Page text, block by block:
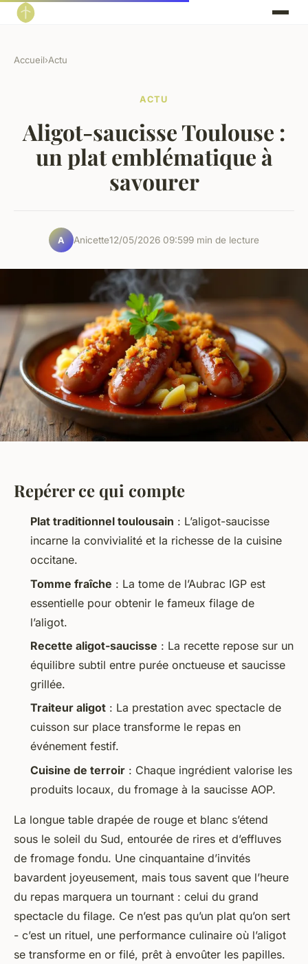
Accueil›Actu
ACTU
Aligot-saucisse Toulouse :
un plat emblématique à
savourer
A Anicette12/05/2026 09:599 min de lecture
Repérer ce qui compte
Plat traditionnel toulousain : L’aligot-saucisse
incarne la convivialité et la richesse de la cuisine
occitane.
Tomme fraîche : La tome de l’Aubrac IGP est
essentielle pour obtenir le fameux filage de
l’aligot.
Recette aligot-saucisse : La recette repose sur un
équilibre subtil entre purée onctueuse et saucisse
grillée.
Traiteur aligot : La prestation avec spectacle de
cuisson sur place transforme le repas en
événement festif.
Cuisine de terroir : Chaque ingrédient valorise les
produits locaux, du fromage à la saucisse AOP.
La longue table drapée de rouge et blanc s’étend
sous le soleil du Sud, entourée de rires et d’effluves
de fromage fondu. Une cinquantaine d’invités
bavardent joyeusement, mais tous savent que l’heure
du repas marquera un tournant : celui du grand
spectacle du filage. Ce n’est pas qu’un plat qu’on sert
- c’est un rituel, une performance culinaire où l’aligot
se transforme en or filé, prêt à envoûter les papilles.